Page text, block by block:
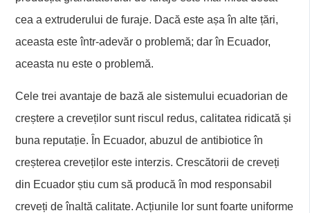
cea a extruderului de furaje. Dacă este așa în alte țări,
aceasta este într-adevăr o problemă; dar în Ecuador,
aceasta nu este o problemă.
Cele trei avantaje de bază ale sistemului ecuadorian de
creștere a creveților sunt riscul redus, calitatea ridicată și
buna reputație. În Ecuador, abuzul de antibiotice în
creșterea creveților este interzis. Crescătorii de creveți
din Ecuador știu cum să producă în mod responsabil
creveți de înaltă calitate. Acțiunile lor sunt foarte uniforme